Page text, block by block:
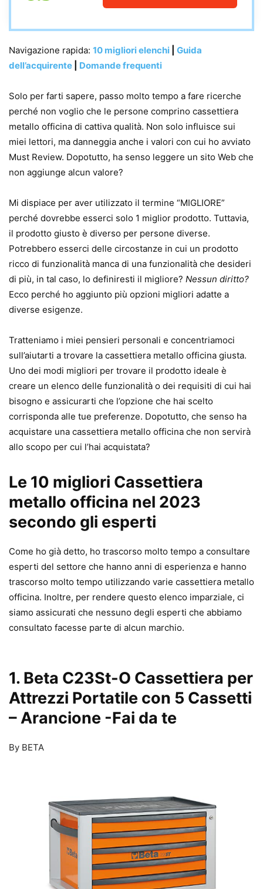
Navigazione rapida: 10 migliori elenchi
Guida
dell’acquirente
Domande frequenti
Solo per farti sapere, passo molto tempo a fare ricerche
perché non voglio che le persone comprino cassettiera
metallo officina di cattiva qualità. Non solo influisce sui
miei lettori, ma danneggia anche i valori con cui ho avviato
Must Review. Dopotutto, ha senso leggere un sito Web che
non aggiunge alcun valore?
Mi dispiace per aver utilizzato il termine “MIGLIORE”
perché dovrebbe esserci solo 1 miglior prodotto. Tuttavia,
il prodotto giusto è diverso per persone diverse.
Potrebbero esserci delle circostanze in cui un prodotto
ricco di funzionalità manca di una funzionalità che desideri
di più, in tal caso, lo definiresti il ​​migliore? Nessun diritto?
Ecco perché ho aggiunto più opzioni migliori adatte a
diverse esigenze.
Tratteniamo i miei pensieri personali e concentriamoci
sull’aiutarti a trovare la cassettiera metallo officina giusta.
Uno dei modi migliori per trovare il prodotto ideale è
creare un elenco delle funzionalità o dei requisiti di cui hai
bisogno e assicurarti che l’opzione che hai scelto
corrisponda alle tue preferenze. Dopotutto, che senso ha
acquistare una cassettiera metallo officina che non servirà
allo scopo per cui l’hai acquistata?
Le 10 migliori Cassettiera
metallo officina nel 2023
secondo gli esperti
Come ho già detto, ho trascorso molto tempo a consultare
esperti del settore che hanno anni di esperienza e hanno
trascorso molto tempo utilizzando varie cassettiera metallo
officina. Inoltre, per rendere questo elenco imparziale, ci
siamo assicurati che nessuno degli esperti che abbiamo
consultato facesse parte di alcun marchio.
1. Beta C23St-O Cassettiera per
Attrezzi Portatile con 5 Cassetti
– Arancione -Fai da te
By BETA